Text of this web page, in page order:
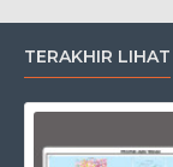
TERAKHIR LIHAT